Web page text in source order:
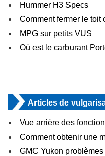
Hummer H3 Specs
Comment fermer le toit
MPG sur petits VUS
Où est le carburant
Articles de
Vue arrière des
Comment obtenir une
GMC Yukon